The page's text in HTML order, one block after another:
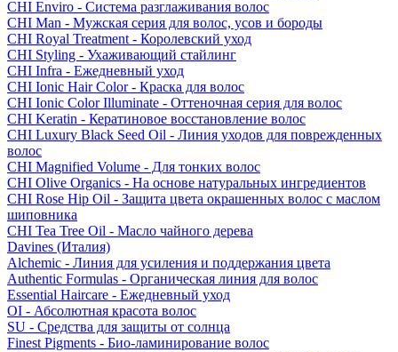
CHI Enviro - Система разглаживания волос
CHI Man - Мужская серия для волос, усов и бороды
CHI Royal Treatment - Королевский уход
CHI Styling - Ухаживающий стайлинг
CHI Infra - Ежедневный уход
CHI Ionic Hair Color - Краска для волос
CHI Ionic Color Illuminate - Оттеночная серия для волос
CHI Keratin - Кератиновое восстановление волос
CHI Luxury Black Seed Oil - Линия уходов для поврежденных
волос
CHI Magnified Volume - Для тонких волос
CHI Olive Organics - На основе натуральных ингредиентов
CHI Rose Hip Oil - Защита цвета окрашенных волос с маслом
шиповника
CHI Tea Tree Oil - Масло чайного дерева
Davines (Италия)
Alchemic - Линия для усиления и поддержания цвета
Authentic Formulas - Органическая линия для волос
Essential Haircare - Eжедневный уход
OI - Абсолютная красота волос
SU - Средства для защиты от солнца
Finest Pigments - Био-ламинирование волос